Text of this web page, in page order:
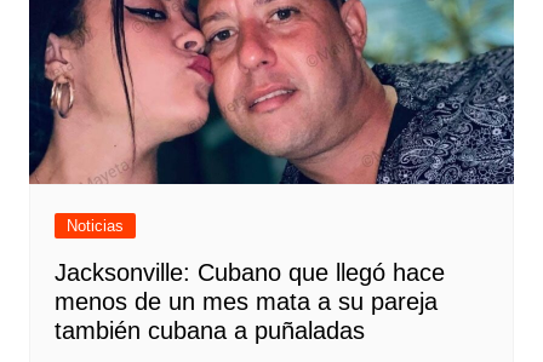
Noticias
Jacksonville: Cubano que llegó hace
menos de un mes mata a su pareja
también cubana a puñaladas